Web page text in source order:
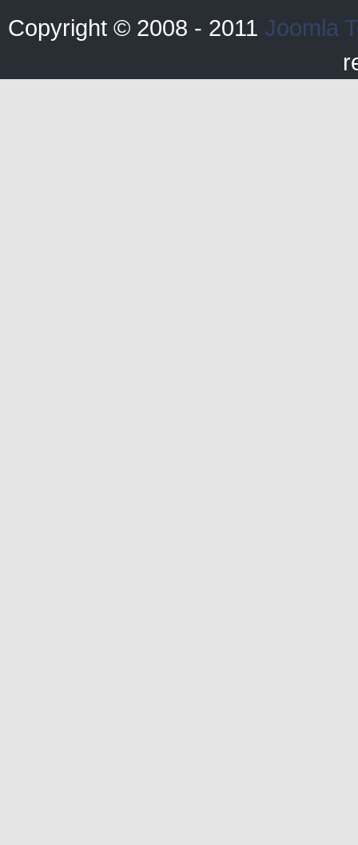
Copyright © 2008 - 2011 Joomla